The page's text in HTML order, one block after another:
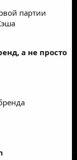
партии
а не просто